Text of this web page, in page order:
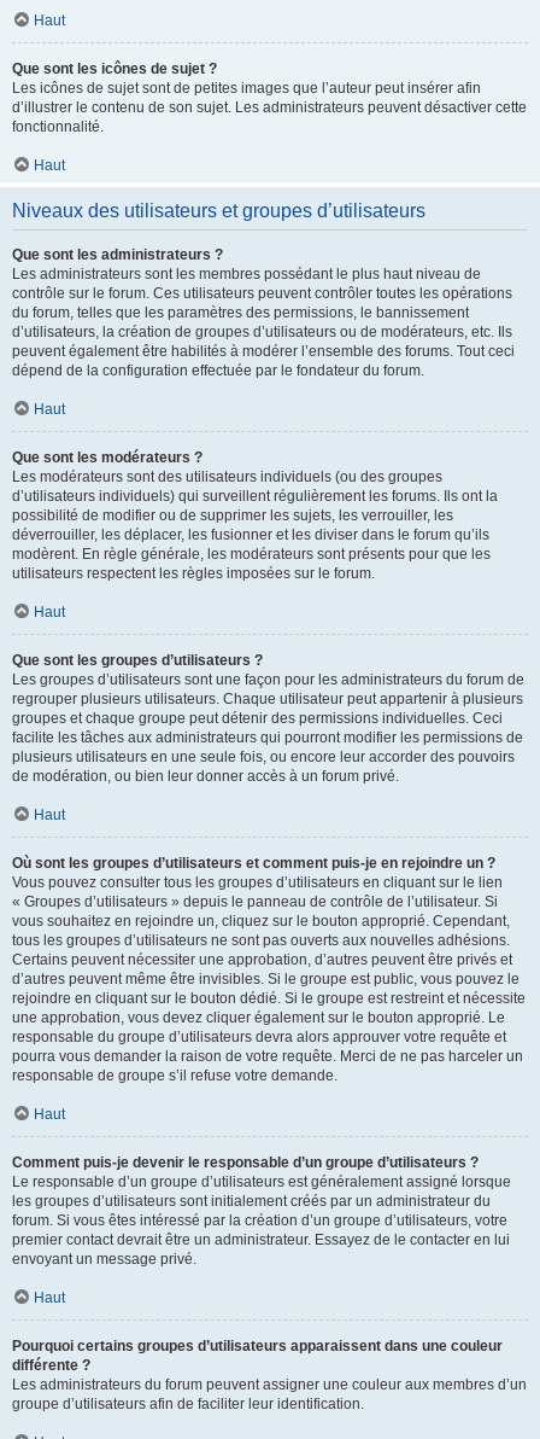
Haut
Que sont les icônes de sujet ?
Les icônes de sujet sont de petites images que l’auteur peut insérer afin
d’illustrer le contenu de son sujet. Les administrateurs peuvent désactiver cette
fonctionnalité.
Haut
Niveaux des utilisateurs et groupes d’utilisateurs
Que sont les administrateurs ?
Les administrateurs sont les membres possédant le plus haut niveau de
contrôle sur le forum. Ces utilisateurs peuvent contrôler toutes les opérations
du forum, telles que les paramètres des permissions, le bannissement
d’utilisateurs, la création de groupes d’utilisateurs ou de modérateurs, etc. Ils
peuvent également être habilités à modérer l’ensemble des forums. Tout ceci
dépend de la configuration effectuée par le fondateur du forum.
Haut
Que sont les modérateurs ?
Les modérateurs sont des utilisateurs individuels (ou des groupes
d’utilisateurs individuels) qui surveillent régulièrement les forums. Ils ont la
possibilité de modifier ou de supprimer les sujets, les verrouiller, les
déverrouiller, les déplacer, les fusionner et les diviser dans le forum qu’ils
modèrent. En règle générale, les modérateurs sont présents pour que les
utilisateurs respectent les règles imposées sur le forum.
Haut
Que sont les groupes d’utilisateurs ?
Les groupes d’utilisateurs sont une façon pour les administrateurs du forum de
regrouper plusieurs utilisateurs. Chaque utilisateur peut appartenir à plusieurs
groupes et chaque groupe peut détenir des permissions individuelles. Ceci
facilite les tâches aux administrateurs qui pourront modifier les permissions de
plusieurs utilisateurs en une seule fois, ou encore leur accorder des pouvoirs
de modération, ou bien leur donner accès à un forum privé.
Haut
Où sont les groupes d’utilisateurs et comment puis-je en rejoindre un ?
Vous pouvez consulter tous les groupes d’utilisateurs en cliquant sur le lien
« Groupes d’utilisateurs » depuis le panneau de contrôle de l’utilisateur. Si
vous souhaitez en rejoindre un, cliquez sur le bouton approprié. Cependant,
tous les groupes d’utilisateurs ne sont pas ouverts aux nouvelles adhésions.
Certains peuvent nécessiter une approbation, d’autres peuvent être privés et
d’autres peuvent même être invisibles. Si le groupe est public, vous pouvez le
rejoindre en cliquant sur le bouton dédié. Si le groupe est restreint et nécessite
une approbation, vous devez cliquer également sur le bouton approprié. Le
responsable du groupe d’utilisateurs devra alors approuver votre requête et
pourra vous demander la raison de votre requête. Merci de ne pas harceler un
responsable de groupe s’il refuse votre demande.
Haut
Comment puis-je devenir le responsable d’un groupe d’utilisateurs ?
Le responsable d’un groupe d’utilisateurs est généralement assigné lorsque
les groupes d’utilisateurs sont initialement créés par un administrateur du
forum. Si vous êtes intéressé par la création d’un groupe d’utilisateurs, votre
premier contact devrait être un administrateur. Essayez de le contacter en lui
envoyant un message privé.
Haut
Pourquoi certains groupes d’utilisateurs apparaissent dans une couleur
différente ?
Les administrateurs du forum peuvent assigner une couleur aux membres d’un
groupe d’utilisateurs afin de faciliter leur identification.